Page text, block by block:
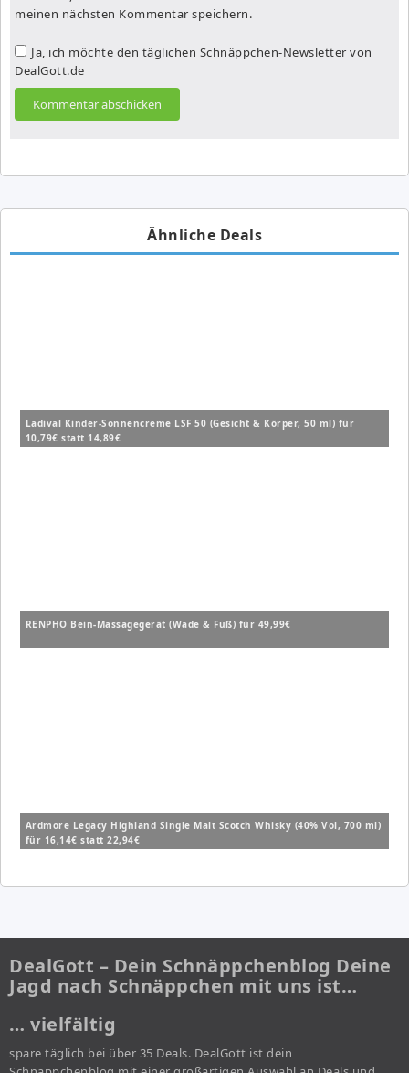
meinen nächsten Kommentar speichern.
Ja, ich möchte den täglichen Schnäppchen-Newsletter von
DealGott.de
Ähnliche Deals
Ladival Kinder-Sonnencreme LSF 50 (Gesicht & Körper, 50 ml) für
10,79€ statt 14,89€
RENPHO Bein-Massagegerät (Wade & Fuß) für 49,99€
Ardmore Legacy Highland Single Malt Scotch Whisky (40% Vol, 700 ml)
für 16,14€ statt 22,94€
DealGott – Dein Schnäppchenblog Deine
Jagd nach Schnäppchen mit uns ist…
… vielfältig
spare täglich bei über 35 Deals. DealGott ist dein